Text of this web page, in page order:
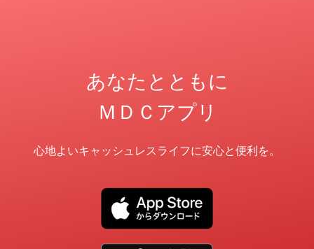
あなたとともに
ＭＤＣアプリ
心地よいキャッシュレスライフに安心と便利を。